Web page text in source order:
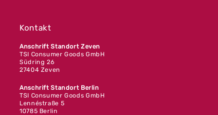
Kontakt
Anschrift Standort Zeven
TSI Consumer Goods GmbH
Südring 26
27404 Zeven
Anschrift Standort Berlin
TSI Consumer Goods GmbH
Lennéstraße 5
10785 Berlin